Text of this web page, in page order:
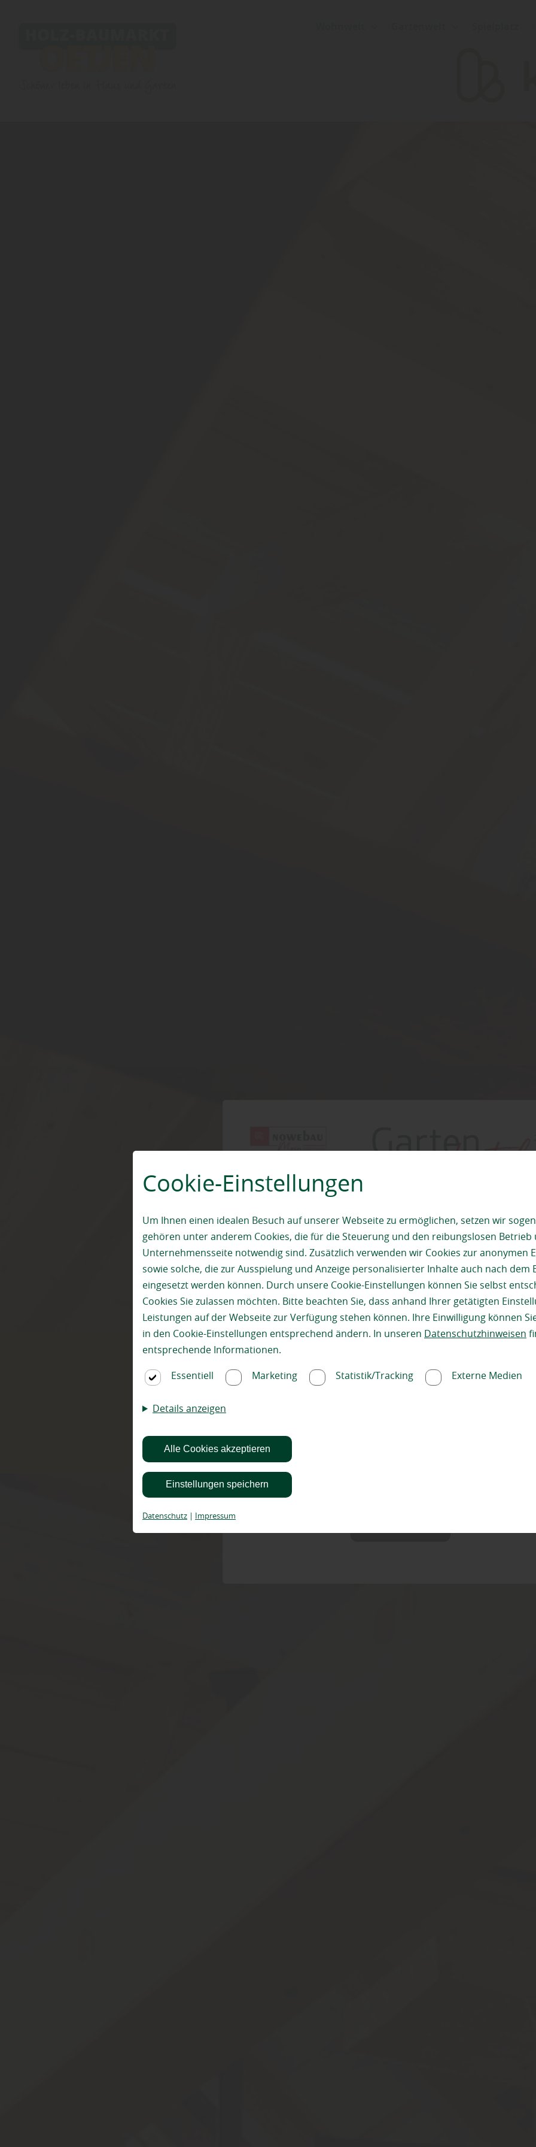
Oetjen's
Cookie-Einstellungen
Um Ihnen einen idealen Besuch auf unserer Webseite zu ermöglichen, setzen wir
gehören unter anderem Cookies, die für die Steuerung und den reibungslosen
Unternehmensseite notwendig sind. Zusätzlich verwenden wir Cookies zur anonymen
sowie solche, die zur Ausspielung und Anzeige personalisierter Inhalte auch nach dem
eingesetzt werden können. Durch unsere Cookie-Einstellungen können Sie selbst
Cookies Sie zulassen möchten. Bitte beachten Sie, dass anhand Ihrer getätigten
Leistungen auf der Webseite zur Verfügung stehen können. Ihre Einwilligung können
in den Cookie-Einstellungen entsprechend ändern. In unseren Datenschutzhinweisen
entsprechende Informationen.
Essentiell
Marketing Statistik/Tracking Externe Medien
Details anzeigen
Alle Cookies akzeptieren
Einstellungen speichern
Datenschutz | Impressum